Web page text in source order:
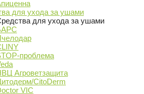
для ухода за ушами
для ухода за ушами
проблема
Агроветзащита
CitoDerm
VIC